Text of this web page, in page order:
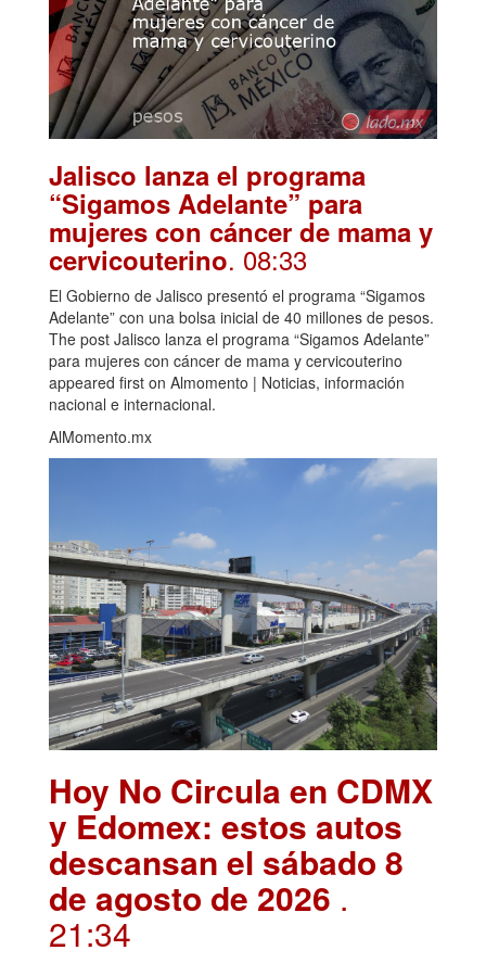
Jalisco lanza el programa
“Sigamos Adelante” para
mujeres con cáncer de mama y
cervicouterino. 08:33
El Gobierno de Jalisco presentó el programa “Sigamos
Adelante” con una bolsa inicial de 40 millones de pesos.
The post Jalisco lanza el programa “Sigamos Adelante”
para mujeres con cáncer de mama y cervicouterino
appeared first on Almomento | Noticias, información
nacional e internacional.
AlMomento.mx
Hoy No Circula en CDMX
y Edomex: estos autos
descansan el sábado 8
de agosto de 2026 .
21:34